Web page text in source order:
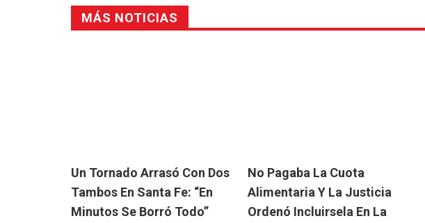
MÁS NOTICIAS
Un Tornado Arrasó Con Dos
Tambos En Santa Fe: “En
Minutos Se Borró Todo”
No Pagaba La Cuota
Alimentaria Y La Justicia
Ordenó Incluirsela En La